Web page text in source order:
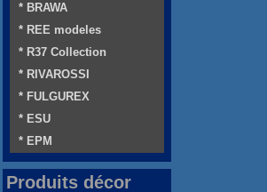
* BRAWA
* REE modeles
* R37 Collection
* RIVAROSSI
* FULGUREX
* ESU
* EPM
Produits décor